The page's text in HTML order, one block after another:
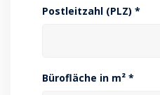
Postleitzahl (PLZ) *
Bürofläche in m² *